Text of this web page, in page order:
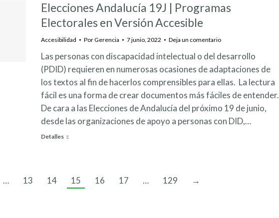
Elecciones Andalucía 19J | Programas
Electorales en Versión Accesible
Accesibilidad PorGerencia 7 junio, 2022 Deja un comentario
Las personas con discapacidad intelectual o del desarrollo
(PDID) requieren en numerosas ocasiones de adaptaciones de
los textos al fin de hacerlos comprensibles para ellas. La lectura
fácil es una forma de crear documentos más fáciles de entender.
De cara a las Elecciones de Andalucía del próximo 19 de junio,
desde las organizaciones de apoyo a personas con DID,…
Detalles
… 13 14 15 16 17 … 129 →